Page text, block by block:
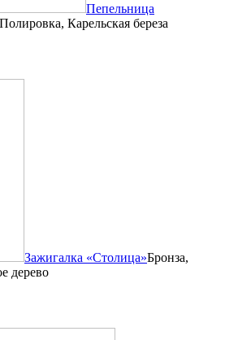
Пепельница
Карельская береза
Зажигалка «Столица»Бронза,
дерево